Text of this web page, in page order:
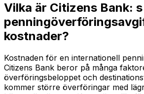
Vilka är Citizens Bank: s
kostnader?
Kostnaden för en internationell
Citizens Bank beror på många
överföringsbeloppet och
kommer större överföringar med